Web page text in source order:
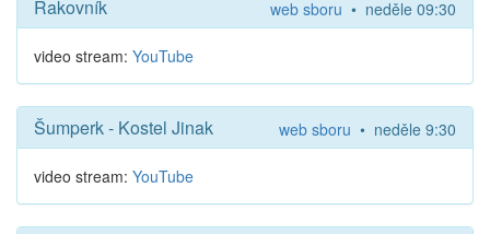
web sboru • neděle 09:30
Rakovník
video stream: YouTube
web sboru • neděle 9:30
Šumperk - Kostel Jinak
video stream: YouTube